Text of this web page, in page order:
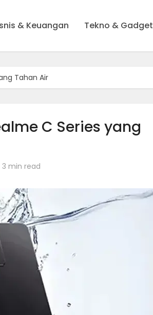
& Keuangan Tekno & Gadget
Tahan Air
C Series yang
3 min read